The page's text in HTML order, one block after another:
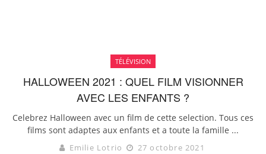
TÉLÉVISION
HALLOWEEN 2021 : QUEL FILM VISIONNER
AVEC LES ENFANTS ?
Celebrez Halloween avec un film de cette selection. Tous ces
films sont adaptes aux enfants et a toute la famille ...
Emilie Lotrio 27 octobre 2021